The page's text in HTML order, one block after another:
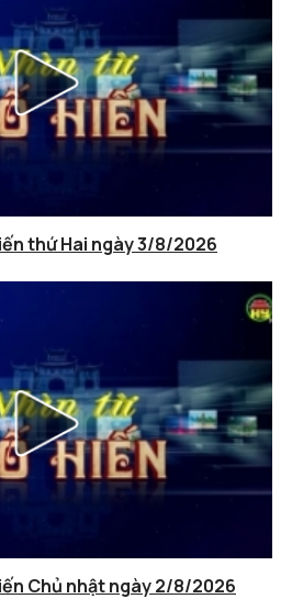
thứ Hai ngày 3/8/2026
Chủ nhật ngày 2/8/2026